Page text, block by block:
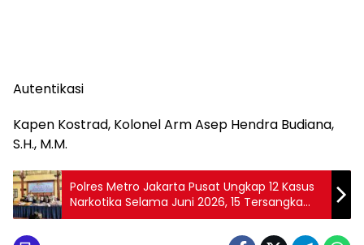
Autentikasi
Kapen Kostrad, Kolonel Arm Asep Hendra Budiana,
S.H., M.M.
Polres Metro Jakarta Pusat Ungkap 12 Kasus
Narkotika Selama Juni 2026, 15 Tersangka
Diamankan